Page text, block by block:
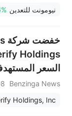
خمسة أسهم
اختراق
نيومونت للتعدين
السعر المستهدف إلى
Benzinga News